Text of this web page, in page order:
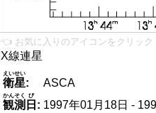
👈 お気に入りのアイコンをクリック
X線連星
衛星
えいせい
:
ASCA
観測
かんそく
日
び
: 1997年01月18日 -